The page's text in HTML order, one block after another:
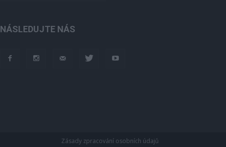
NÁSLEDUJTE NÁS
Zásady zpracování osobních údajů